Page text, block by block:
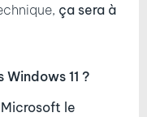
ça sera à
11 ?
le